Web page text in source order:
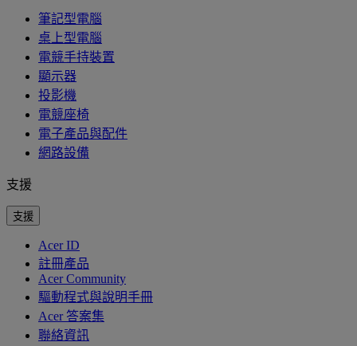
筆記型電腦
桌上型電腦
電競手持裝置
顯示器
投影機
電競座椅
電子產品與配件
網路設備
支援
支援
Acer ID
註冊產品
Acer Community
驅動程式與說明手冊
Acer 答案集
聯絡資訊